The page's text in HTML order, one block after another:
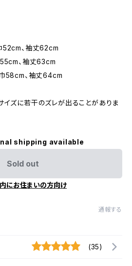
52cm、袖丈62cm
、袖丈63cm
58cm、袖丈64cm
ズに若干のズレが出ることがありま
shipping available
Sold out
にお住まいの方向け
通報する
(35)